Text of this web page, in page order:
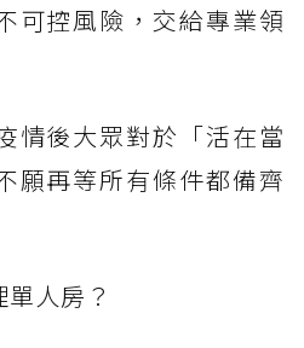
可控風險，交給專業領
情後大眾對於「活在當
願再等所有條件都備齊
人房？